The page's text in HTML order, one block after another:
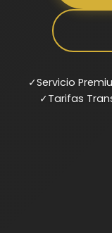
✓Servicio
✓Tarifas